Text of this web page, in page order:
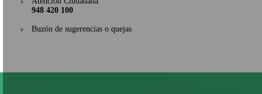
948 420 100
Buzón de sugerencias o quejas